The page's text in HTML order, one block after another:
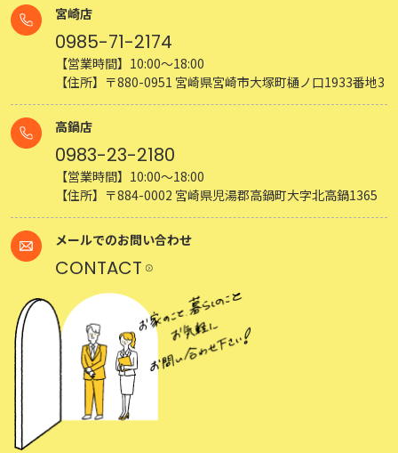
宮崎店
0985-71-2174
【営業時間】10:00～18:00
【住所】〒880-0951 宮崎県宮崎市大塚町樋ノ口1933番地3
高鍋店
0983-23-2180
【営業時間】10:00～18:00
【住所】〒884-0002 宮崎県児湯郡高鍋町大字北高鍋1365
メールでのお問い合わせ
CONTACT